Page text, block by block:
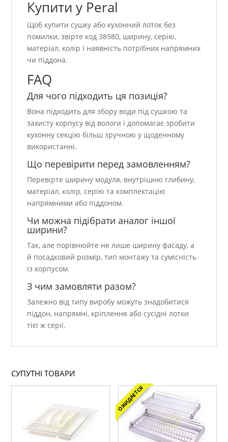
Купити у Peral
Щоб купити сушку або кухонний лоток без
помилки, звірте код 38980, ширину, серію,
матеріал, колір і наявність потрібних напрямних
чи піддона.
FAQ
Для чого підходить ця позиція?
Вона підходить для збору води під сушкою та
захисту корпусу від вологи і допомагає зробити
кухонну секцію більш зручною у щоденному
використанні.
Що перевірити перед замовленням?
Перевірте ширину модуля, внутрішню глибину,
матеріал, колір, серію та комплектацію
напрямними або піддоном.
Чи можна підібрати аналог іншої
ширини?
Так, але порівнюйте не лише ширину фасаду, а
й посадковий розмір, тип монтажу та сумісність
із корпусом.
З чим замовляти разом?
Залежно від типу виробу можуть знадобитися
піддон, напрямні, кріплення або сусідні лотки
тієї ж серії.
СУПУТНІ ТОВАРИ
ОЖИДАЕТСЯ